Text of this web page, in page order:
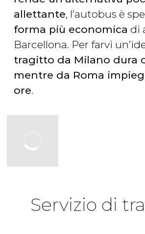
allettante, l’autobus è
forma più economica di
Barcellona. Per farvi
tragitto da Milano dura
mentre da Roma
ore.
Servizio di